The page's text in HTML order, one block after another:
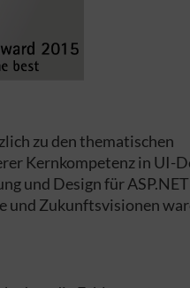
zu den thematischen
Kernkompetenz in UI-
und Design für ASP.NET
und Zukunftsvisionen